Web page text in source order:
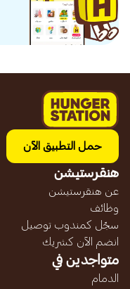
حمل التطبيق الآن
هنقرستيشن
عن هنقرستيشن
وظائف
سجّل كمندوب توصيل
انضم الآن كشريك
متواجدين في
الدمام